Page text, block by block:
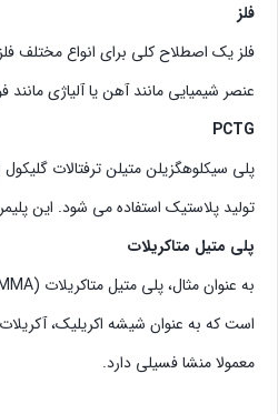
فلز
فلز یک اصطلاح کلی برای انواع مختلف
عنصر شیمیایی مانند آهن یا آلیاژی مانند
PCTG
تولید پلاستیک استفاده می شود. این
پلی متیل متاکریلات
است که به عنوان شیشه اکریلیک،
معمولا منشا فسیلی دارد.